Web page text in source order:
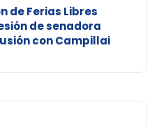
de Ferias Libres
de senadora
con Campillai